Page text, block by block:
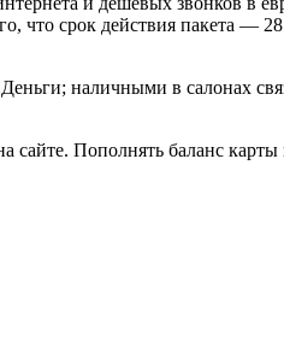
что срок действия пакета —
наличными в салонах
сайте. Пополнять баланс